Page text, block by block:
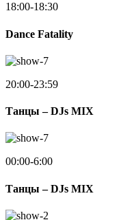
18:00-18:30
Dance Fatality
20:00-23:59
Танцы – DJs MIX
00:00-6:00
Танцы – DJs MIX